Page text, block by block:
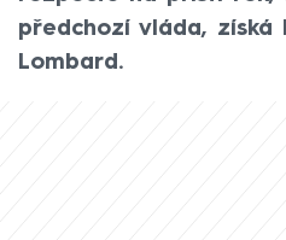
předchozí vláda, získá
Lombard.